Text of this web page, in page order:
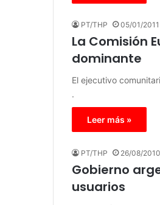
PT/THP 05/01/2011
La Comisión
dominante
El ejecutivo
.
Leer más »
PT/THP 26/08/2010
Gobierno
usuarios